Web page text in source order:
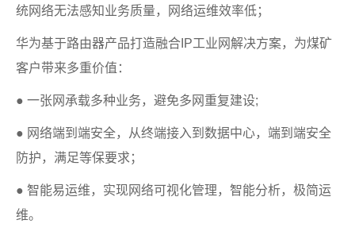
统网络无法感知业务质量，网络运维效率低；
华为基于路由器产品打造融合IP工业网解决方案，为煤矿
客户带来多重价值：
● 一张网承载多种业务，避免多网重复建设;
● 网络端到端安全，从终端接入到数据中心，端到端安全
防护，满足等保要求；
● 智能易运维，实现网络可视化管理，智能分析，极简运
维。